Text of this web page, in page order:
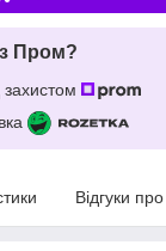
Пром?
Відгуки